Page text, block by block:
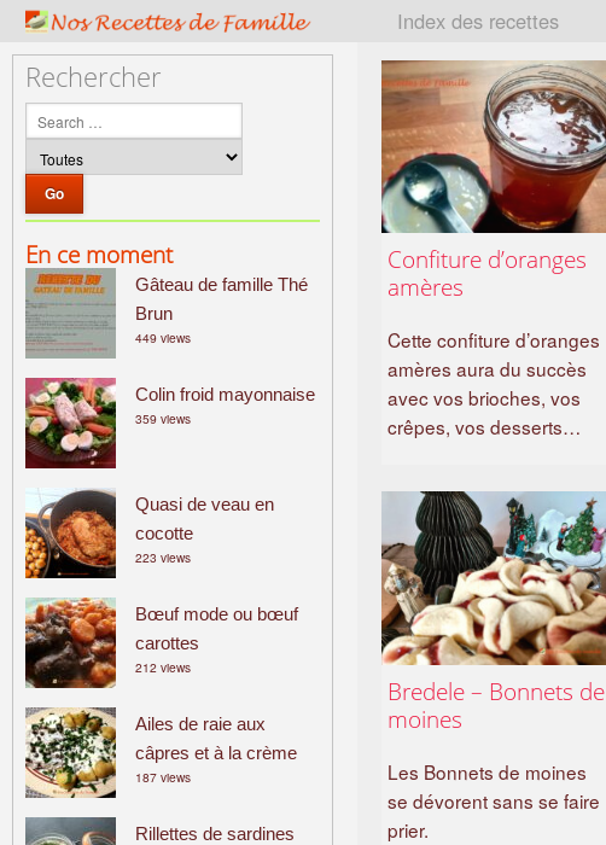
Index des recettes
Rechercher
En ce moment
Gâteau de famille Thé
Brun
449 views
Colin froid mayonnaise
359 views
Quasi de veau en
cocotte
223 views
Bœuf mode ou bœuf
carottes
212 views
Ailes de raie aux
câpres et à la crème
187 views
Rillettes de sardines
Confiture d’oranges
amères
Cette confiture d’oranges
amères aura du succès
avec vos brioches, vos
crêpes, vos desserts…
Bredele – Bonnets de
moines
Les Bonnets de moines
se dévorent sans se faire
prier.